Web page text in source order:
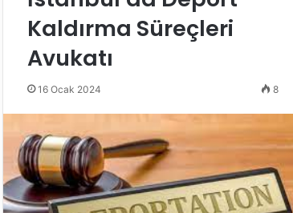
Kaldırma Süreçleri
Avukatı
16 Ocak 2024 8